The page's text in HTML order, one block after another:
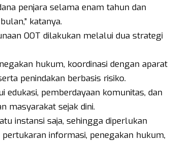
penjara selama enam tahun dan
katanya.
OOT dilakukan melalui dua strategi
hukum, koordinasi dengan aparat
penindakan berbasis risiko.
pemberdayaan komunitas, dan
masyarakat sejak dini.
instansi saja, sehingga diperlukan
informasi, penegakan hukum,